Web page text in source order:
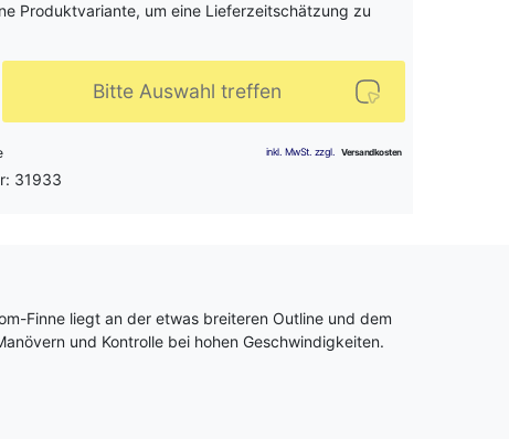
Produktvariante, um eine Lieferzeitschätzung zu
Bitte Auswahl treffen
31933
Finne liegt an der etwas breiteren Outline und dem
und Kontrolle bei hohen Geschwindigkeiten.